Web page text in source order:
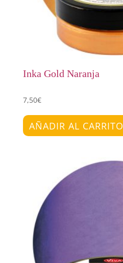
Inka Gold Naranja
7,50€
AÑADIR AL CARRITO